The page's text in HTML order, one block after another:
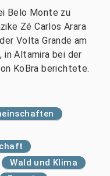
Belo Monte zu
Zé Carlos Arara
Volta Grande am
Altamira bei der
KoBra berichtete.
Wald und Klima